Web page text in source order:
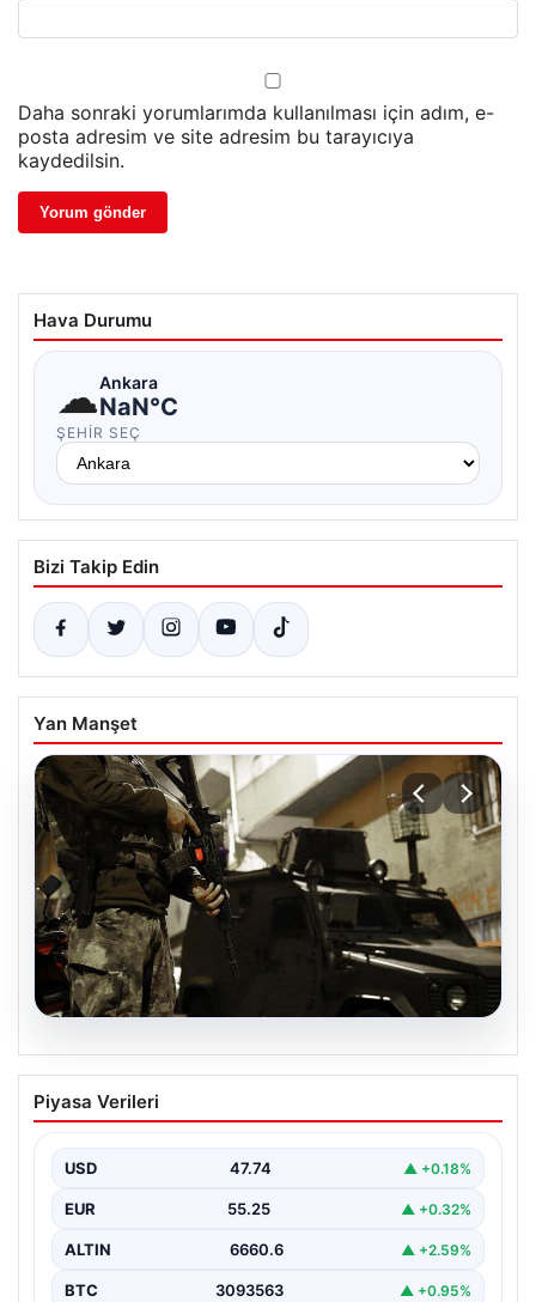
Daha sonraki yorumlarımda kullanılması için adım, e-
posta adresim ve site adresim bu tarayıcıya
kaydedilsin.
Hava Durumu
☁Ankara
NaN°C
ŞEHIR SEÇ
Bizi Takip Edin
Yan Manşet
07.08.2026
Terör Örgütü DAEŞ’e Karşı Geniş
Kapsamlı Operasyonlar
gerçekleştirilen önemli operasyonlar sonucunda, DAEŞ
terror örgütüne yönelik kapsamlı adımlar…
Piyasa Verileri
USD 47.74 ▲ +0.18%
EUR 55.25 ▲ +0.32%
ALTIN 6660.6 ▲ +2.59%
BTC 3093563 ▲ +0.95%